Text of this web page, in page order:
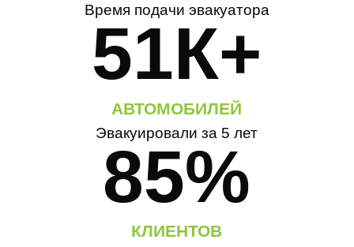
Время подачи эвакуатора
51К+
АВТОМОБИЛЕЙ
Эвакуировали за 5 лет
85%
КЛИЕНТОВ